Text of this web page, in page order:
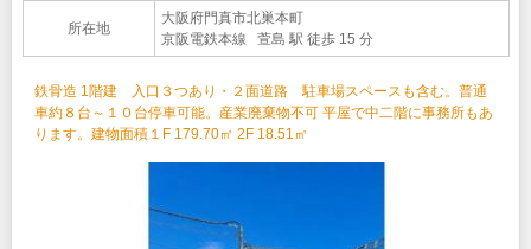
所在地
大阪府門真市北巣本町
京阪電鉄本線 萱島 駅 徒歩 15 分
鉄⾻造 1階建 ⼊⼝３つあり・２⾯道路 駐車場スペースも含む。普通
車約８台～１０台停車可能。産業廃棄物不可 平屋で中⼆階に事務所もあ
ります。建物面積１F 179.70㎡ 2F 18.51㎡